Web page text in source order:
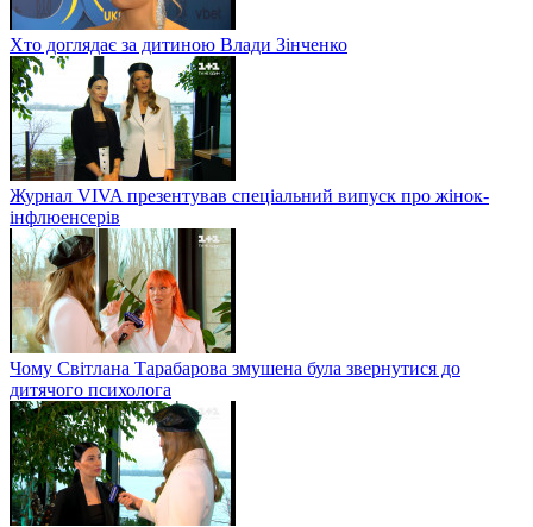
Хто доглядає за дитиною Влади Зінченко
Журнал VIVA презентував спеціальний випуск про жінок-
інфлюенсерів
Чому Світлана Тарабарова змушена була звернутися до
дитячого психолога